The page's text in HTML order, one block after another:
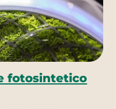
fotosintetico